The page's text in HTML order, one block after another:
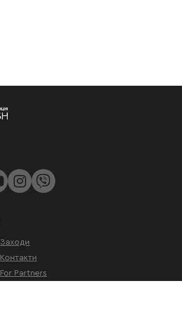
Заходи
Контакти
For Partners